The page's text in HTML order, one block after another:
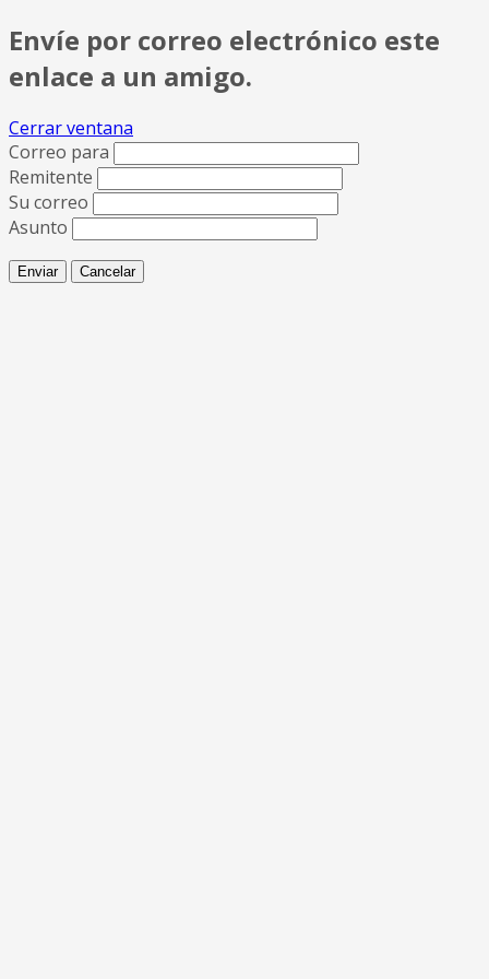
Envíe por correo electrónico este
enlace a un amigo.
Cerrar ventana
Correo para
Remitente
Su correo
Asunto
Enviar Cancelar